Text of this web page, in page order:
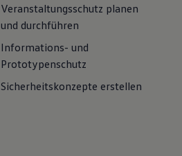
Veranstaltungsschutz planen
und durchführen
Informations- und
Prototypenschutz
Sicherheitskonzepte erstellen